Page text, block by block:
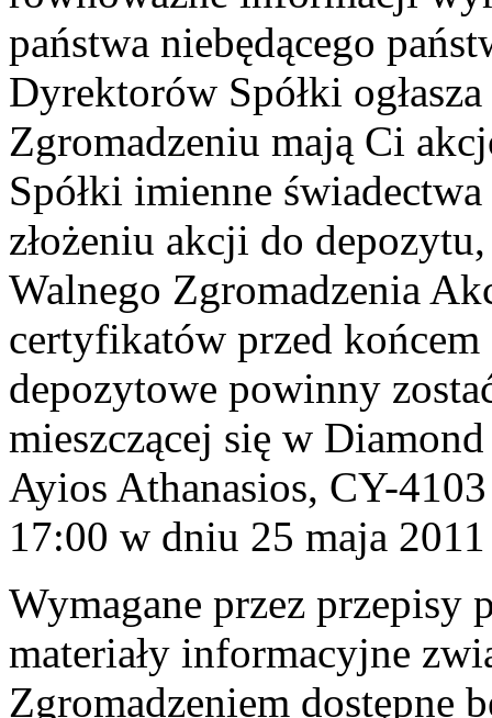
państwa niebędącego
Dyrektorów Spółki
Zgromadzeniu mają Ci
Spółki imienne
złożeniu akcji do
Walnego Zgromadzenia
certyfikatów przed
depozytowe powinny
mieszczącej się w
Ayios Athanasios, CY-
17:00 w dniu 25 maja
Wymagane przez przepisy
materiały informacyjne
Zgromadzeniem dostępne